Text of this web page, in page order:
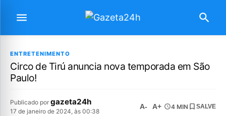
ENTRETENIMENTO
Circo de Tirú anuncia nova temporada em São
Paulo!
Publicado por gazeta24h
17 de janeiro de 2024, às 00:38
A- A+ 4 MIN SALVE